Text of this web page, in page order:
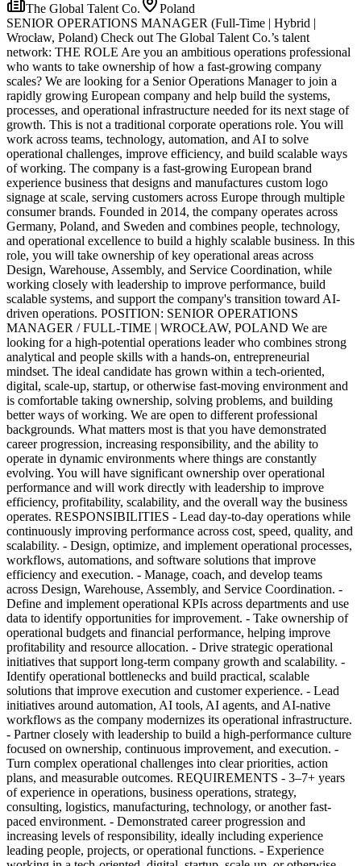
The Global Talent Co.
Poland
SENIOR OPERATIONS MANAGER (Full-Time | Hybrid |
Wrocław, Poland) Check out The Global Talent Co.’s talent
network: THE ROLE Are you an ambitious operations professional
who wants to take ownership of how a fast-growing company
scales? We are looking for a Senior Operations Manager to join a
rapidly growing European company and help build the systems,
processes, and operational infrastructure needed for its next stage of
growth. This is not a traditional corporate operations role. You will
work across teams, technology, automation, and AI to solve
operational challenges, improve efficiency, and build scalable ways
of working. The company is a fast-growing European brand
experience business that designs and manufactures custom logo
signage at scale, serving customers across Europe through multiple
consumer brands. Founded in 2014, the company operates across
Germany, Poland, and Sweden and combines people, technology,
and operational excellence to build a highly scalable business. In this
role, you will take ownership of key operational areas across
Design, Warehouse, Assembly, and Service Coordination, while
working closely with leadership to improve performance, build
scalable systems, and support the company's transition toward AI-
driven operations. POSITION: SENIOR OPERATIONS
MANAGER / FULL-TIME | WROCŁAW, POLAND We are
looking for a high-potential operations leader who combines strong
analytical and people skills with a hands-on, entrepreneurial
mindset. The ideal candidate has grown within a tech-oriented,
digital, scale-up, startup, or otherwise fast-moving environment and
is comfortable taking ownership, solving problems, and building
better ways of working. We are open to different professional
backgrounds. What matters most is that you have demonstrated
career progression, increasing responsibility, and the ability to
operate in dynamic environments where things are constantly
evolving. You will have significant ownership over operational
performance and will work directly with leadership to improve
efficiency, profitability, scalability, and the overall way the business
operates. RESPONSIBILITIES - Lead day-to-day operations while
continuously improving performance across cost, speed, quality, and
scalability. - Design, optimize, and implement operational processes,
workflows, automations, and software solutions that improve
efficiency and execution. - Manage, coach, and develop teams
across Design, Warehouse, Assembly, and Service Coordination. -
Define and implement operational KPIs across departments and use
data to identify opportunities for improvement. - Take ownership of
operational budgets and financial performance, helping improve
profitability and resource allocation. - Drive strategic operational
initiatives that support long-term company growth and scalability. -
Identify operational bottlenecks and build practical, scalable
solutions that improve execution and customer experience. - Lead
initiatives around automation, AI tools, AI agents, and AI-native
workflows as the company modernizes its operational infrastructure.
- Partner closely with leadership to build a high-performance culture
focused on ownership, continuous improvement, and execution. -
Turn complex operational challenges into clear priorities, action
plans, and measurable outcomes. REQUIREMENTS - 3–7+ years
of experience in operations, business operations, strategy,
consulting, logistics, manufacturing, technology, or another fast-
paced environment. - Demonstrated career progression and
increasing levels of responsibility, ideally including experience
leading people, projects, or operational functions. - Experience